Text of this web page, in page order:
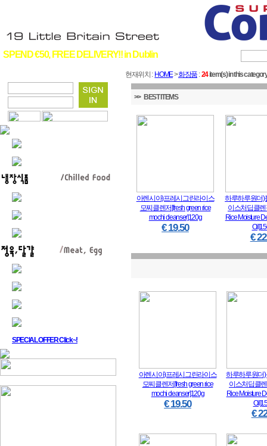
SPEND €50, FREE DELIVERY!! in Dublin
SPECIAL OFFER Click~!
현재위치 : HOME>화장품 :24item(s) in this
>> BEST ITEMS
아렌시아)프레시그린라이스
모찌클렌저[fresh green rice
mochi cleanser]120g
€ 19.50
하루하루원더)
이스처딥클렌
Rice Moisture
€
아렌시아)프레시그린라이스
모찌클렌저[fresh green rice
mochi cleanser]120g
€ 19.50
하루하루원더
이스처딥클
Rice Moisture
€